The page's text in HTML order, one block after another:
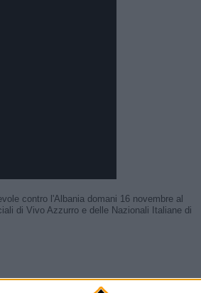
contro l'Albania domani 16 novembre al
di Vivo Azzurro e delle Nazionali Italiane di